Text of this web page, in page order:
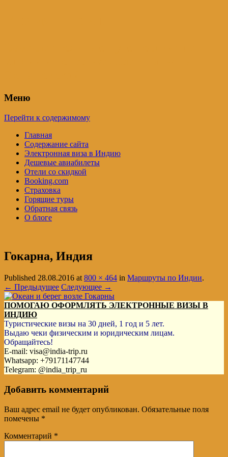
Меню
Перейти к содержимому
Главная
Содержание сайта
Электронная виза в Индию
Дешевые авиабилеты
Отели со скидкой
Booking.com
Страховка
Горящие туры
Обратная связь
О блоге
Гокарна, Индия
Published 28.08.2016 at 800 × 464 in Маршруты по Индии.
← Предыдущее Следующее →
ПОМОГАЮ ОФОРМЛЯТЬ ЭЛЕКТРОННЫЕ ВИЗЫ В
ИНДИЮ
Туристические визы на 30 дней, 1 год и 5 лет.
Выдаю чеки физическим и юридическим лицам.
Обращайтесь!
E-mail: visa@india-trip.ru
Whatsapp: +79171147744
Telegram: @india_trip_ru
Добавить комментарий
Ваш адрес email не будет опубликован. Обязательные поля
помечены *
Комментарий *